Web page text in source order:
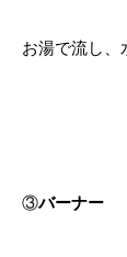
お湯で流し、
③バーナー